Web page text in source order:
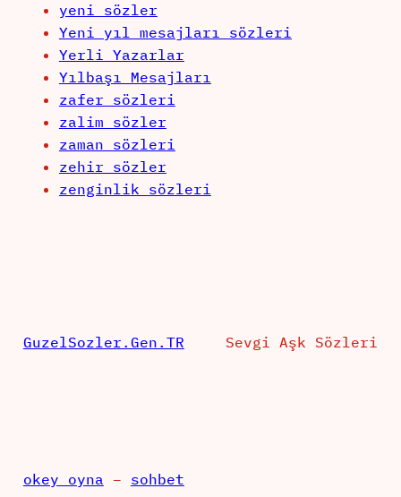
yeni sözler
Yeni yıl mesajları sözleri
Yerli Yazarlar
Yılbaşı Mesajları
zafer sözleri
zalim sözler
zaman sözleri
zehir sözler
zenginlik sözleri
GuzelSozler.Gen.TR Sevgi Aşk Sözleri
okey oyna – sohbet